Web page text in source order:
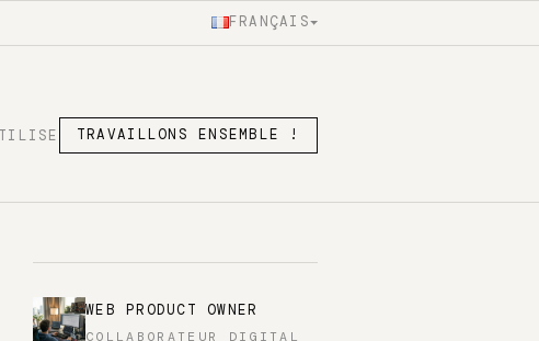
FRANÇAIS
TRAVAILLONS ENSEMBLE !
WEB PRODUCT OWNER
COLLABORATEUR DIGITAL